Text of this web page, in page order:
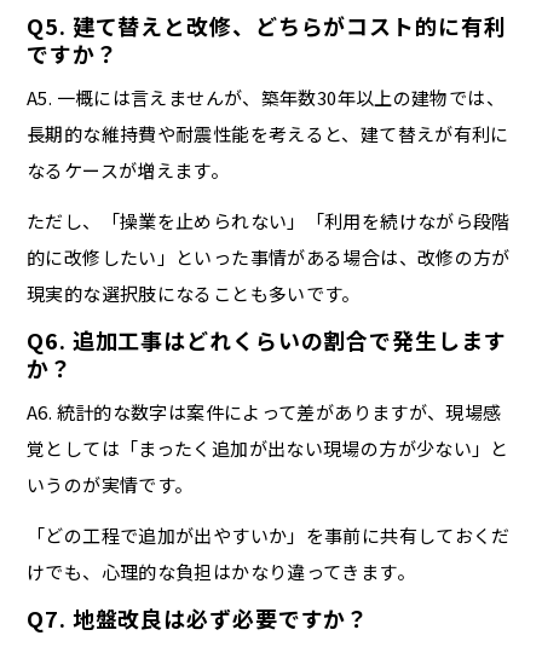
Q5. 建て替えと改修、どちらがコスト的に有利
ですか？
A5. 一概には言えませんが、築年数30年以上の建物では、
長期的な維持費や耐震性能を考えると、建て替えが有利に
なるケースが増えます。
ただし、「操業を止められない」「利用を続けながら段階
的に改修したい」といった事情がある場合は、改修の方が
現実的な選択肢になることも多いです。
Q6. 追加工事はどれくらいの割合で発生します
か？
A6. 統計的な数字は案件によって差がありますが、現場感
覚としては「まったく追加が出ない現場の方が少ない」と
いうのが実情です。
「どの工程で追加が出やすいか」を事前に共有しておくだ
けでも、心理的な負担はかなり違ってきます。
Q7. 地盤改良は必ず必要ですか？